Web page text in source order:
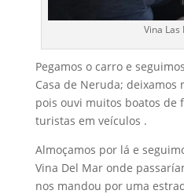
Vina Las
Pegamos o carro e
Casa de Neruda; deixamos
pois ouvi muitos boatos de
turistas em veículos .
Almoçamos por lá e
Vina Del Mar onde
nos mandou por uma